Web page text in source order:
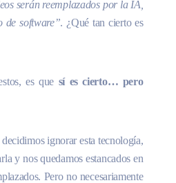
serán reemplazados por la IA,
de software”. ¿Qué tan cierto es
es que sí es cierto… pero
ignorar esta tecnología,
y nos quedamos estancados en
Pero no necesariamente